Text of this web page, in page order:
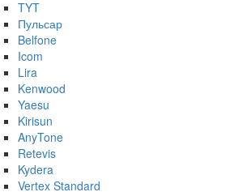
TYT
Пульсар
Belfone
Icom
Lira
Kenwood
Yaesu
Kirisun
AnyTone
Retevis
Kydera
Vertex Standard